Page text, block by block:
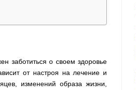
заботиться о своем здоровье
от настроя на лечение и
изменений образа жизни,